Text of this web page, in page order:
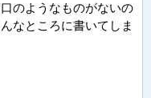
のようなものがないの
なところに書いてしま